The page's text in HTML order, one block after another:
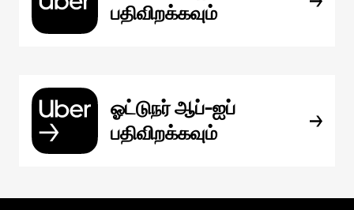
பதிவிறக்கவும்
ஓட்டுநர் ஆப்-ஐப்
பதிவிறக்கவும்